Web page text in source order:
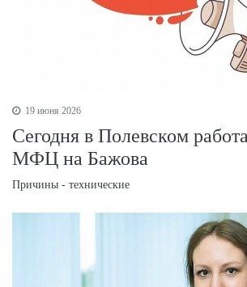
19 июня 2026
Сегодня в Полевском
МФЦ на Бажова
Причины - технические